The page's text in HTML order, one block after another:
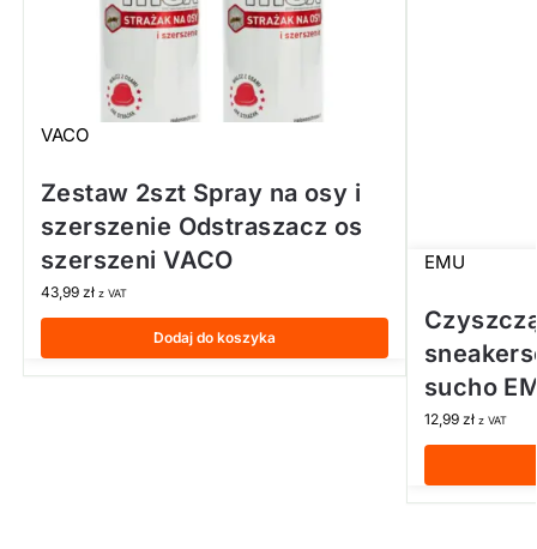
VACO
Zestaw 2szt Spray na osy i
szerszenie Odstraszacz os
szerszeni VACO
43,99 zł z VAT
Dodaj do koszyka
EMU
sucho
12,99 zł z VAT